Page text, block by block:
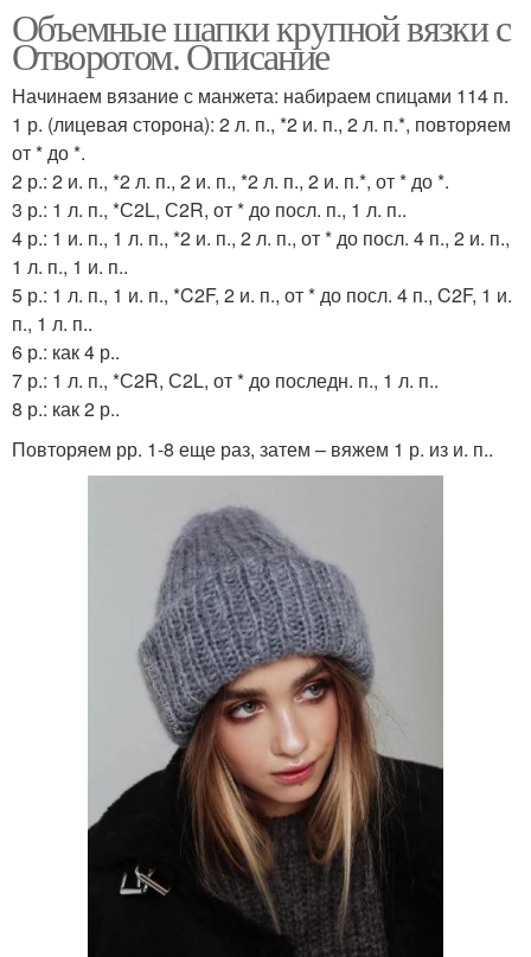
Объемные шапки крупной вязки с
Отворотом. Описание
Начинаем вязание с манжета: набираем спицами 114 п.
1 р. (лицевая сторона): 2 л. п., *2 и. п., 2 л. п.*, повторяем
от * до *.
2 р.: 2 и. п., *2 л. п., 2 и. п., *2 л. п., 2 и. п.*, от * до *.
3 р.: 1 л. п., *С2L, С2R, от * до посл. п., 1 л. п..
4 р.: 1 и. п., 1 л. п., *2 и. п., 2 л. п., от * до посл. 4 п., 2 и. п.,
1 л. п., 1 и. п..
5 р.: 1 л. п., 1 и. п., *C2F, 2 и. п., от * до посл. 4 п., C2F, 1 и.
п., 1 л. п..
6 р.: как 4 р..
7 р.: 1 л. п., *С2R, С2L, от * до последн. п., 1 л. п..
8 р.: как 2 р..
Повторяем рр. 1-8 еще раз, затем – вяжем 1 р. из и. п..